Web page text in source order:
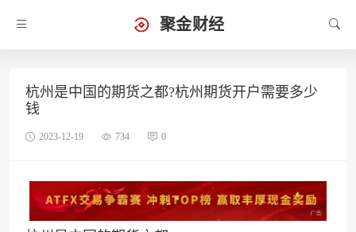
聚金财经
杭州是中国的期货之都?杭州期货开户需要多少
钱
2023-12-19 734 0